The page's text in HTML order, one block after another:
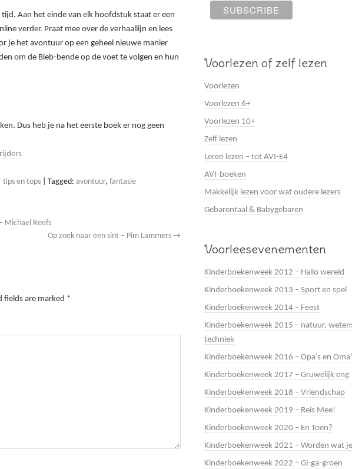
Aan het einde van elk hoofdstuk staat er een
verder. Praat mee over de verhaallijn en lees
je het avontuur op een geheel nieuwe manier
om de Bieb-bende op de voet te volgen en hun
Dus heb je na het eerste boek er nog geen
tips en tops Tagged: avontuur, fantasie
Michael Reefs
Op zoek naar een sint – Pim Lammers→
fields are marked *
Voorlezen of zelf lezen
Voorlezen
Voorlezen 6+
Voorlezen 10+
Zelf lezen
Leren lezen – tot AVI-E4
AVI-boeken
Makkelijk lezen voor wat oudere lezers
Gebarentaal & Babygebaren
Voorleesevenementen
Kinderboekenweek 2012 – Hallo wereld
Kinderboekenweek 2013 – Sport en spel
Kinderboekenweek 2014 – Feest
Kinderboekenweek 2015 – natuur,
techniek
Kinderboekenweek 2016 – Opa’s en
Kinderboekenweek 2017 – Gruwelijk eng
Kinderboekenweek 2018 – Vriendschap
Kinderboekenweek 2019 – Reis Mee!
Kinderboekenweek 2020 – En Toen?
Kinderboekenweek 2021 – Worden wat
Kinderboekenweek 2022 – Gi-ga-groen